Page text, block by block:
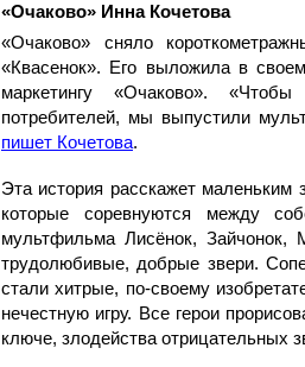
«Очаково» Инна Кочетова
«Очаково» сняло
«Квасенок». Его выложила в
маркетингу «Очаково».
потребителей, мы выпустили
пишет Кочетова.
Эта история расскажет маленьким
которые соревнуются между
мультфильма Лисёнок, Зайчонок,
трудолюбивые, добрые звери.
стали хитрые, по-своему
нечестную игру. Все герои
ключе, злодейства отрицательных